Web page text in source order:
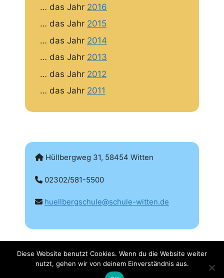
… das Jahr 2016
… das Jahr 2015
… das Jahr 2014
… das Jahr 2013
… das Jahr 2012
… das Jahr 2011
Hüllbergweg 31, 58454 Witten
02302/581-5500
huellbergschule@schule-witten.de
Diese Website benutzt Cookies. Wenn du die Website weiter
nutzt, gehen wir von deinem Einverständnis aus.